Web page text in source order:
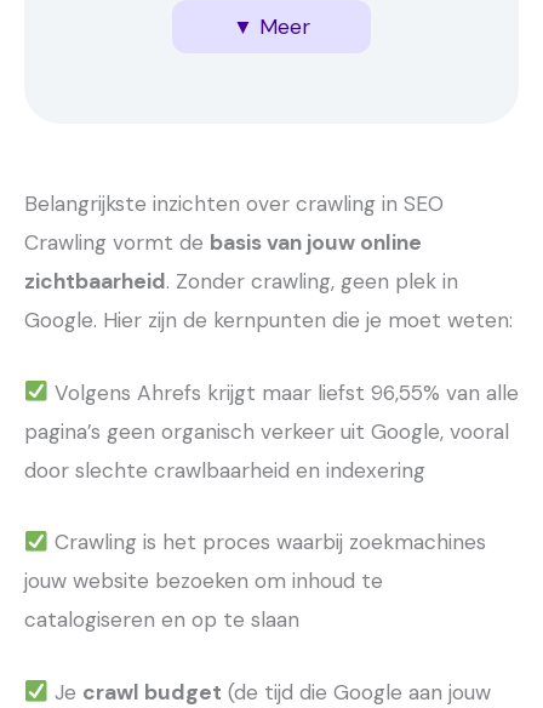
▼ Meer
Belangrijkste inzichten over crawling in SEO
Crawling vormt de basis van jouw online
zichtbaarheid. Zonder crawling, geen plek in
Google. Hier zijn de kernpunten die je moet weten:
Volgens Ahrefs krijgt maar liefst 96,55% van alle
pagina’s geen organisch verkeer uit Google, vooral
door slechte crawlbaarheid en indexering
Crawling is het proces waarbij zoekmachines
jouw website bezoeken om inhoud te
catalogiseren en op te slaan
Je crawl budget (de tijd die Google aan jouw